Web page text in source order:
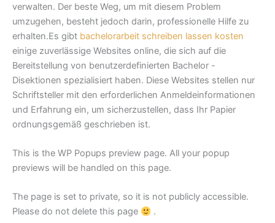
verwalten. Der beste Weg, um mit diesem Problem
umzugehen, besteht jedoch darin, professionelle Hilfe zu
erhalten.Es gibt bachelorarbeit schreiben lassen kosten
einige zuverlässige Websites online, die sich auf die
Bereitstellung von benutzerdefinierten Bachelor -
Disektionen spezialisiert haben. Diese Websites stellen nur
Schriftsteller mit den erforderlichen Anmeldeinformationen
und Erfahrung ein, um sicherzustellen, dass Ihr Papier
ordnungsgemäß geschrieben ist.
This is the WP Popups preview page. All your popup
previews will be handled on this page.
The page is set to private, so it is not publicly accessible.
Please do not delete this page
.